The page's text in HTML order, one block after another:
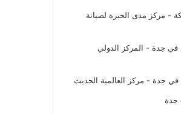
- مركز مدى الخبرة لصيانة
في جدة - المركز الدولي
في جدة - مركز العالمية الحديث
جدة